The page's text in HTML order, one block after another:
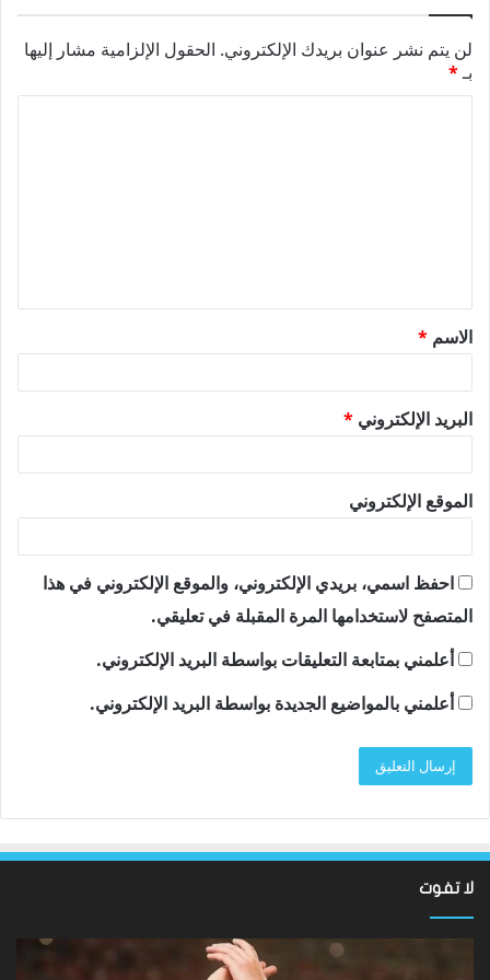
لن يتم نشر عنوان بريدك الإلكتروني. الحقول الإلزامية مشار إليها
بـ*
ق
*
الاسم *
البريد الإلكتروني *
الموقع الإلكتروني
احفظ اسمي، بريدي الإلكتروني، والموقع الإلكتروني في هذا
المتصفح لاستخدامها المرة المقبلة في تعليقي.
أعلمني بمتابعة التعليقات بواسطة البريد الإلكتروني.
أعلمني بالمواضيع الجديدة بواسطة البريد الإلكتروني.
لا تفوت
نتائج
Hundred